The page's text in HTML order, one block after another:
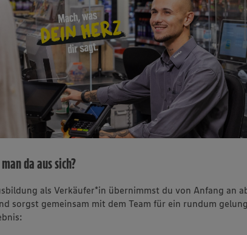
da aus sich?
als Verkäufer*in übernimmst du von Anfang an
sorgst gemeinsam mit dem Team für ein rundum